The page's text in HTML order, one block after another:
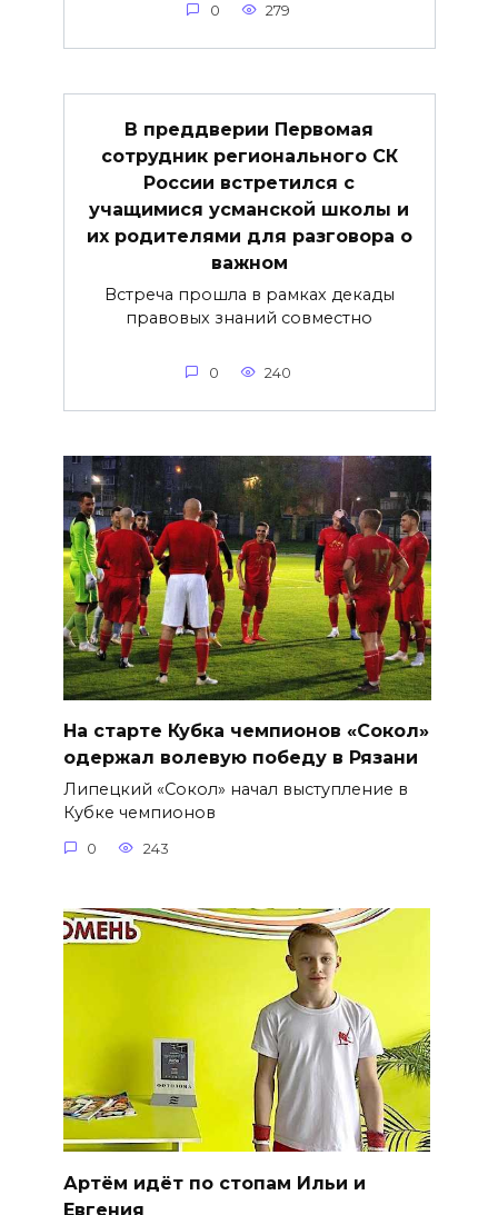
0 279
В преддверии Первомая
сотрудник регионального СК
России встретился с
учащимися усманской школы и
их родителями для разговора о
важнoм
Встреча прошла в рамках декады
правовых знаний совместно
0 240
На старте Кубка чемпионов «Сокол»
одержал волевую победу в Рязани
Липецкий «Сокол» начал выступление в
Кубке чемпионов
0 243
Артём идёт по стопам Ильи и
Евгения